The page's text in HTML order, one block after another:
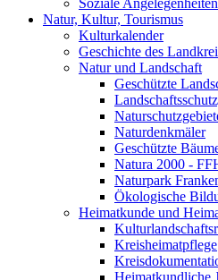
Soziale Angelegenheiten
Natur, Kultur, Tourismus
Kulturkalender
Geschichte des
Natur und Landschaft
Geschützte
Naturdenkmäler
Geschützte
Natura 2000 -
Naturpark
Ökologische
Heimatkunde und
Kreisheimatpflege
Heimatkundliche